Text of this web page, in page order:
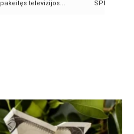
pakeitęs televizijos... SPROGIMAI